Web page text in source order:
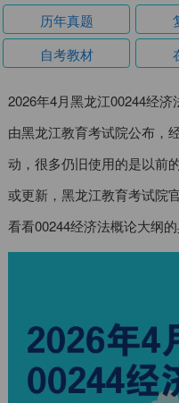
历年真题
自考教材
2026年4月黑龙江00244经济
由黑龙江教育考试院公布，
动，很多仍旧使用的是以前
或更新，黑龙江教育考试院
看看00244经济法概论大纲的